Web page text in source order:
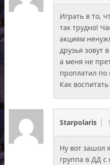
Играть в то,
так трудно!
акциям
друзья зовут
а меня не
проплатил по
Как
Starpolaris
Ну вот зашол
группа в ДД с